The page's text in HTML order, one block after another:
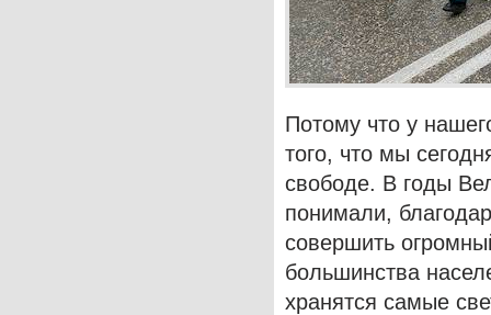
Потому что у
того, что мы
свободе. В годы
понимали,
совершить
большинства
хранятся самые